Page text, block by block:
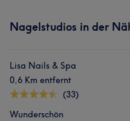
Nagelstudios in der
Lisa Nails & Spa
0,6 Km entfernt
(33)
Wunderschön